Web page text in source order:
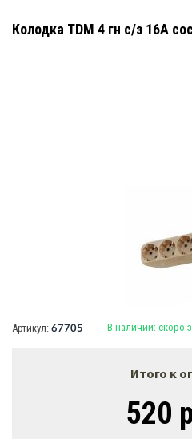
Колодка TDM 4 гн с/з 16А
Артикул: 67705 В наличии: скоро
Итого к
520